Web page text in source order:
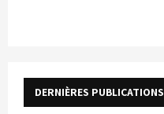
r
DERNIÈRES PUBLICATIONS